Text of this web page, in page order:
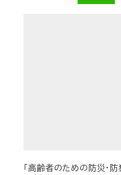
「高齢者のための防災・